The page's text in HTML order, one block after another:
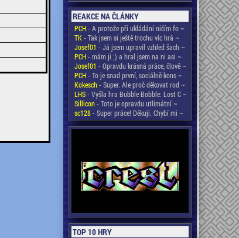
REAKCE NA ČLÁNKY
PCH- A protože při ukládání ničím fo ~
TK- Tak jsem si ještě trochu víc hrá ~
Josef01 - Já jsem upravil vzhled šach ~
PCH- mám ji ;) a hral jsem na ni asi ~
Josef01 - Opravdu krásná práce, člově ~
PCH- To je snad první, sociálně kons ~
Kokesch- Super. Ale proč děkovat rod ~
LHS- Vyšla hra Bubble Bobble: Lost C ~
Sillicon- Toto je opravdu utlimátní ~
sc128- Super práce! Děkuji. Chybí mi ~
TOP 10 HRY